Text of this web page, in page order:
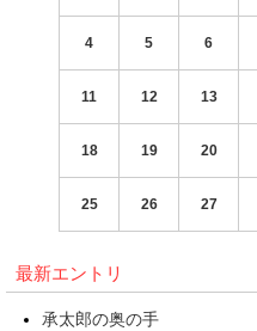
4 5 6
11 12 13
18 19 20
25 26 27
最新エントリ
承太郎の奥の手